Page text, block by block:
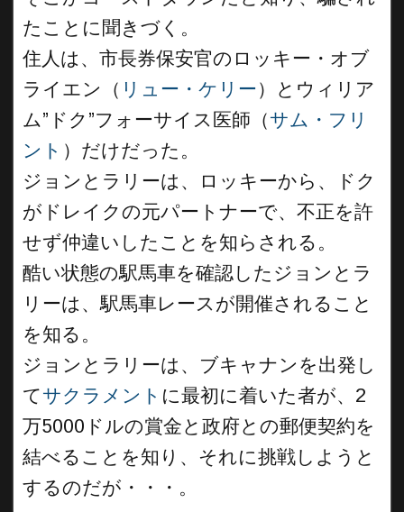
たことに聞きづく。
住人は、市長券保安官のロッキー・オブ
ライエン（ リュー・ケリー）とウィリア
ム”ドク”フォーサイス医師（サム・フリ
ント ）だけだった。
ジョンとラリーは、ロッキーから、ドク
がドレイクの元パートナーで、不正を許
せず仲違いしたことを知らされる。
酷い状態の駅馬車を確認したジョンとラ
リーは、駅馬車レースが開催されること
を知る。
ジョンとラリーは、ブキャナンを出発し
てサクラメント に最初に着いた者が、2
万5000ドルの賞金と政府との郵便契約を
結べることを知り、それに挑戦しようと
するのだが・・・。